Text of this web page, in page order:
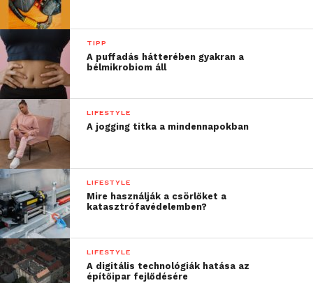
TIPP
A puffadás hátterében gyakran a
bélmikrobiom áll
LIFESTYLE
A jogging titka a mindennapokban
LIFESTYLE
Mire használják a csörlőket a
katasztrófavédelemben?
LIFESTYLE
A digitális technológiák hatása az
építőipar fejlődésére